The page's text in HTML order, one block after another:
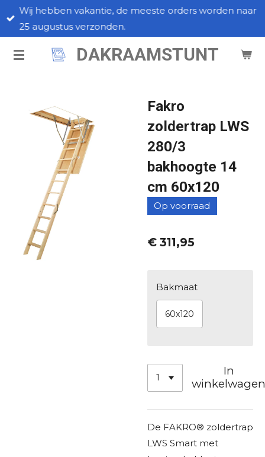
Ga
direct
de
DAKRAAMSTUNT
Wij hebben vakantie, de meeste orders worden naar
25 augustus verzonden.
Fakro
zoldertrap LWS
280/3
bakhoogte 14
cm 60x120
Op voorraad
€ 311,95
Bakmaat
60x120
In
De FAKRO® zoldertrap
LWS Smart met